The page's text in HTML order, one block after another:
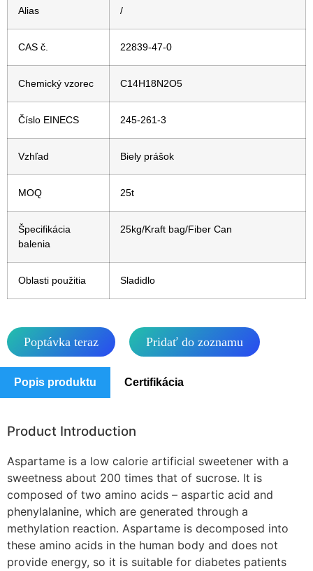
Alias /
CAS č. 22839-47-0
Chemický vzorec C14H18N2O5
Číslo EINECS 245-261-3
Vzhľad Biely prášok
MOQ 25t
Špecifikácia
balenia
25kg/Kraft bag/Fiber Can
Oblasti použitia Sladidlo
Poptávka teraz Pridať do zoznamu
Popis produktu Certifikácia
Product Introduction
Aspartame is a low calorie artificial sweetener with a
sweetness about 200 times that of sucrose. It is
composed of two amino acids – aspartic acid and
phenylalanine, which are generated through a
methylation reaction. Aspartame is decomposed into
these amino acids in the human body and does not
provide energy, so it is suitable for diabetes patients